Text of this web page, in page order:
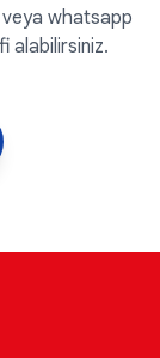
veya whatsapp
alabilirsiniz.